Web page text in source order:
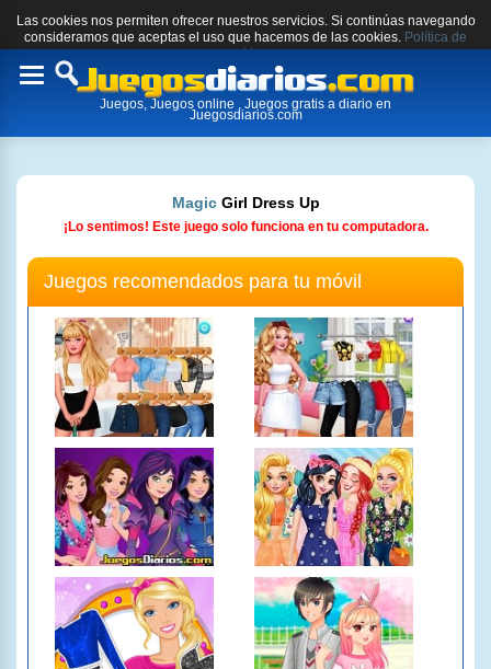
Las cookies nos permiten ofrecer nuestros servicios. Si continúas navegando
consideramos que aceptas el uso que hacemos de las cookies. Política de
cookies.
Toggle
Juegos, Juegos online , Juegos gratis a diario en
Juegosdiarios.com
MagicGirl Dress Up
¡Lo sentimos! Este juego solo funciona en tu computadora.
Juegos recomendados para tu móvil